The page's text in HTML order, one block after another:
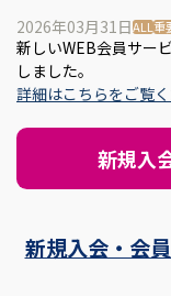
2026年03月31日ALL重
新しいWEB会員サー
しました。
詳細はこちらをご覧く
新規入
新規入会・会